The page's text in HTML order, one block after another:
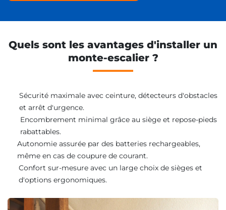
Quels sont les avantages d'installer un
monte-escalier ?
Sécurité maximale avec ceinture, détecteurs d'obstacles
et arrêt d'urgence.
Encombrement minimal grâce au siège et repose-pieds
rabattables.
Autonomie assurée par des batteries rechargeables,
même en cas de coupure de courant.
Confort sur-mesure avec un large choix de sièges et
d'options ergonomiques.